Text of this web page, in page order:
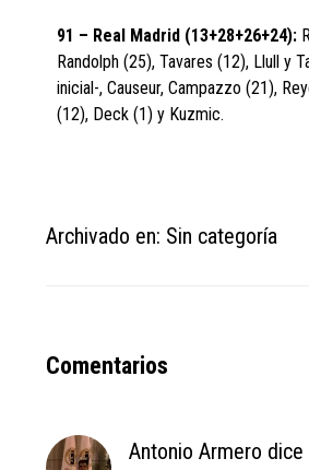
91 – Real Madrid (13+28+26+24):
Randolph (25), Tavares (12), Llull y
inicial-, Causeur, Campazzo (21),
(12), Deck (1) y Kuzmic.
Archivado en: Sin categoría
Reader
Comentarios
Antonio Armero dice